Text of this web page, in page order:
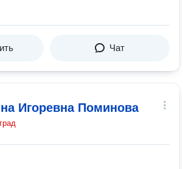
Чат
Игоревна Поминова